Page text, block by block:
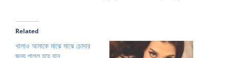
Related
খালাও আমাকে মাঝে মাঝে চোদার
জন্য পাগল হয়ে যান